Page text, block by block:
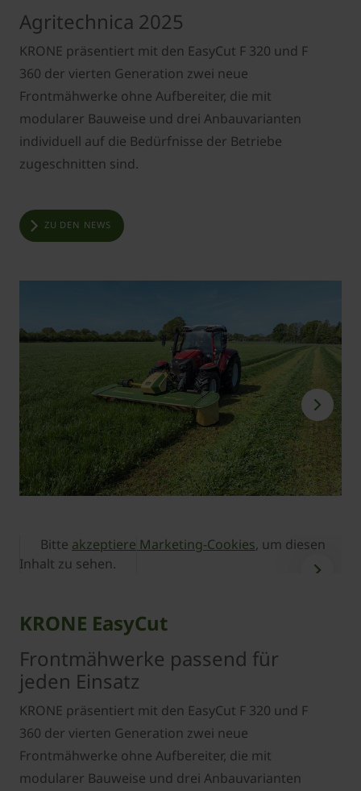
Agritechnica 2025
KRONE präsentiert mit den EasyCut F 320 und F
360 der vierten Generation zwei neue
Frontmähwerke ohne Aufbereiter, die mit
modularer Bauweise und drei Anbauvarianten
individuell auf die Bedürfnisse der Betriebe
zugeschnitten sind.
ZU DEN NEWS
Bitte akzeptiere Marketing-Cookies, um diesen
Inhalt zu sehen.
KRONE EasyCut
Frontmähwerke passend für
jeden Einsatz
KRONE präsentiert mit den EasyCut F 320 und F
360 der vierten Generation zwei neue
Frontmähwerke ohne Aufbereiter, die mit
modularer Bauweise und drei Anbauvarianten